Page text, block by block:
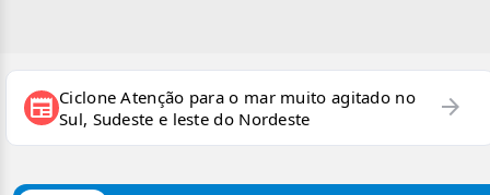
newspaper Ciclone Atenção para o mar muito agitado no
Sul, Sudeste e leste do Nordeste
arrow_forward